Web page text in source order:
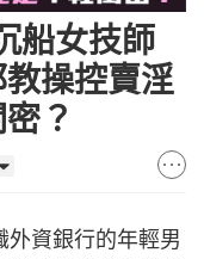
船女技師
操控賣淫
？
外資銀行的年輕男